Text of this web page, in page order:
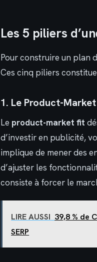
Les 5 piliers
Pour construire un plan
Ces cinq piliers
1. Le Product-
Le product-market fit
d’investir en publicité,
implique de mener des
d’ajuster les
consiste à forcer le
LIRE AUSSI 39,8 % de
SERP